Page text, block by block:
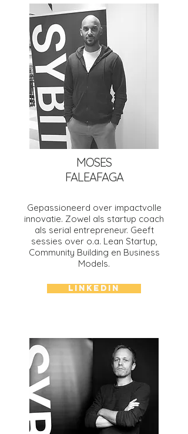
MOSES
FALEAFAGA
Gepassioneerd over impactvolle
innovatie. Zowel als startup coach
als serial entrepreneur. Geeft
sessies over o.a. Lean Startup,
Community Building en Business
Models.
LINKEDIN